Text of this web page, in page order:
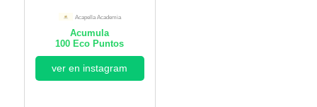
Acapella Academia
Acumula
100 Eco Puntos
ver en instagram